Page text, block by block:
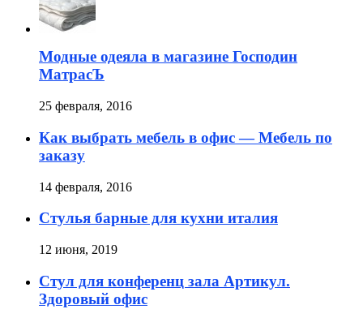
Модные одеяла в магазине Господин
МатрасЪ
25 февраля, 2016
Как выбрать мебель в офис — Мебель по
заказу
14 февраля, 2016
Стулья барные для кухни италия
12 июня, 2019
Стул для конференц зала Артикул.
Здоровый офис